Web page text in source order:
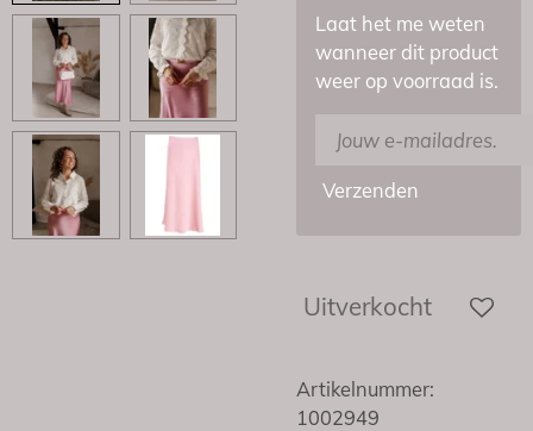
Laat het me weten
wanneer dit product
weer op voorraad is.
Verzenden
Uitverkocht
Artikelnummer:
1002949